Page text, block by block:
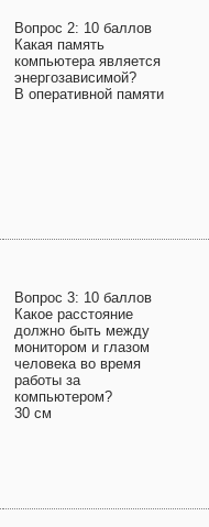
Вопрос 2: 10 баллов
Какая память
компьютера является
энергозависимой?
В оперативной памяти
Вопрос 3: 10 баллов
Какое расстояние
должно быть между
монитором и глазом
человека во время
работы за
компьютером?
30 см